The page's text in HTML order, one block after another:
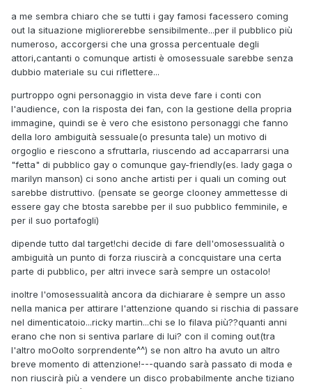
a me sembra chiaro che se tutti i gay famosi facessero coming
out la situazione migliorerebbe sensibilmente...per il pubblico più
numeroso, accorgersi che una grossa percentuale degli
attori,cantanti o comunque artisti è omosessuale sarebbe senza
dubbio materiale su cui riflettere...
purtroppo ogni personaggio in vista deve fare i conti con
l'audience, con la risposta dei fan, con la gestione della propria
immagine, quindi se è vero che esistono personaggi che fanno
della loro ambiguità sessuale(o presunta tale) un motivo di
orgoglio e riescono a sfruttarla, riuscendo ad accaparrarsi una
"fetta" di pubblico gay o comunque gay-friendly(es. lady gaga o
marilyn manson) ci sono anche artisti per i quali un coming out
sarebbe distruttivo. (pensate se george clooney ammettesse di
essere gay che btosta sarebbe per il suo pubblico femminile, e
per il suo portafogli)
dipende tutto dal target!chi decide di fare dell'omosessualità o
ambiguità un punto di forza riuscirà a concquistare una certa
parte di pubblico, per altri invece sarà sempre un ostacolo!
inoltre l'omosessualità ancora da dichiarare è sempre un asso
nella manica per attirare l'attenzione quando si rischia di passare
nel dimenticatoio...ricky martin...chi se lo filava più??quanti anni
erano che non si sentiva parlare di lui? con il coming out(tra
l'altro moOolto sorprendente^^) se non altro ha avuto un altro
breve momento di attenzione!---quando sarà passato di moda e
non riuscirà più a vendere un disco probabilmente anche tiziano